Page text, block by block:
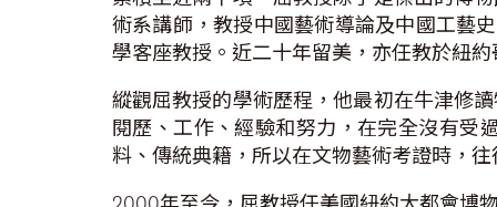
術系講師，教授中國藝術導論及中國工藝
學客座教授。近二十年留美，亦任教於紐
縱觀屈教授的學術歷程，他最初在牛津修
閱歷、工作、經驗和努力，在完全沒有受
料、傳統典籍，所以在文物藝術考證時，